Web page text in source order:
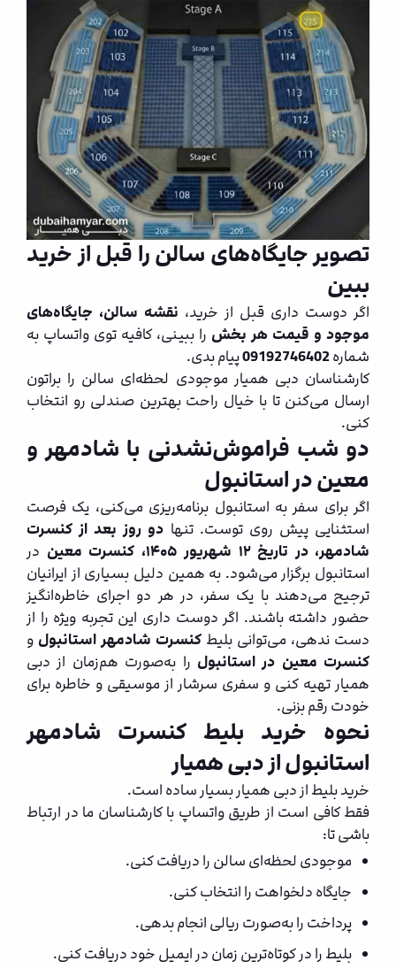
تصویر جایگاه‌های سالن را قبل از خرید
ببین
اگر دوست داری قبل از خرید، نقشه سالن، جایگاه‌های
موجود و قیمت هر بخش را ببینی، کافیه توی واتساپ به
شماره 09192746402پیام بدی.
کارشناسان دبی همیار موجودی لحظه‌ای سالن را براتون
ارسال می‌کنن تا با خیال راحت بهترین صندلی رو انتخاب
کنی.
دو شب فراموش‌نشدنی با شادمهر و
معین در استانبول
اگر برای سفر به استانبول برنامه‌ریزی می‌کنی، یک فرصت
استثنایی پیش روی توست. تنها دو روز بعد از کنسرت
شادمهر، در تاریخ ۱۲ شهریور ۱۴۰۵،
کنسرت معین در
استانبول برگزار می‌شود. به همین دلیل بسیاری از ایرانیان
ترجیح می‌دهند با یک سفر، در هر دو اجرای خاطره‌انگیز
حضور داشته باشند. اگر دوست داری این تجربه ویژه را از
دست ندهی، می‌توانی بلیط کنسرت شادمهر استانبول و
کنسرت معین در استانبول را به‌صورت هم‌زمان از دبی
همیار تهیه کنی و سفری سرشار از موسیقی و خاطره برای
خودت رقم بزنی.
نحوه خرید بلیط کنسرت شادمهر
استانبول از دبی همیار
خرید بلیط از دبی همیار بسیار ساده است.
فقط کافی است از طریق واتساپ با کارشناسان ما در ارتباط
باشی تا:
موجودی لحظه‌ای سالن را دریافت کنی.
جایگاه دلخواهت را انتخاب کنی.
پرداخت را به‌صورت ریالی انجام بدهی.
بلیط را در کوتاه‌ترین زمان در ایمیل خود دریافت کنی.